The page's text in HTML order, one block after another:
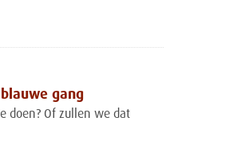
gang
doen? Of zullen we dat